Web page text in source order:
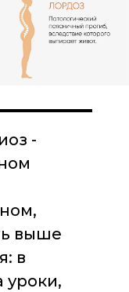
-
выше
в
уроки,